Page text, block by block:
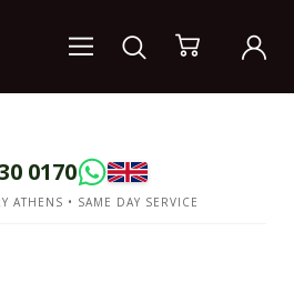
0170
ATHENS • SAME DAY SERVICE